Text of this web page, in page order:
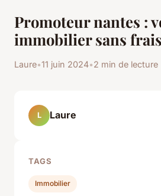
Promoteur nantes :
immobilier sans frais
Laure•11 juin 2024•2 min de lecture
L Laure
TAGS
Immobilier